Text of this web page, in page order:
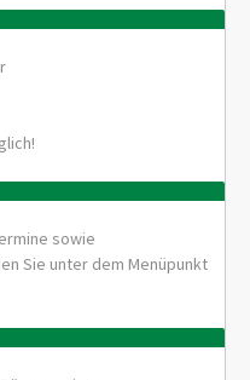
sowie
Sie unter dem Menüpunkt